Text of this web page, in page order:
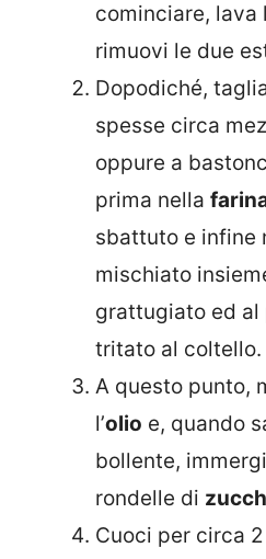
cominciare, lava
rimuovi le due
Dopodiché,
spesse circa
oppure a
prima nella
sbattuto e infine
mischiato
grattugiato ed al
tritato al coltello.
A questo punto,
l’olio e, quando
bollente,
rondelle di
Cuoci per circa